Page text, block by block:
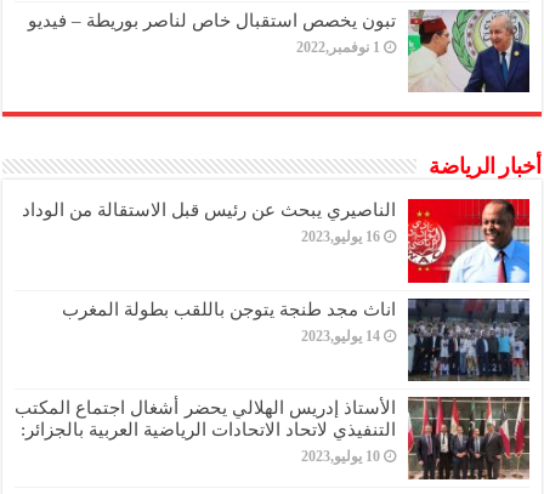
تبون يخصص استقبال خاص لناصر بوريطة – فيديو
1 نوفمبر,2022
أخبار الرياضة
الناصيري يبحث عن رئيس قبل الاستقالة من الوداد
16 يوليو,2023
اناث مجد طنجة يتوجن باللقب بطولة المغرب
14 يوليو,2023
الأستاذ إدريس الهلالي يحضر أشغال اجتماع المكتب
التنفيذي لاتحاد الاتحادات الرياضية العربية بالجزائر:
10 يوليو,2023